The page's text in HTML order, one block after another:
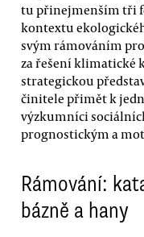
tu přinejmenším tři
kontextu
svým rámováním
za řešení klimatické
strategickou
činitele přimět k
výzkumníci
prognostickým a
Rámování:
bázně a hany